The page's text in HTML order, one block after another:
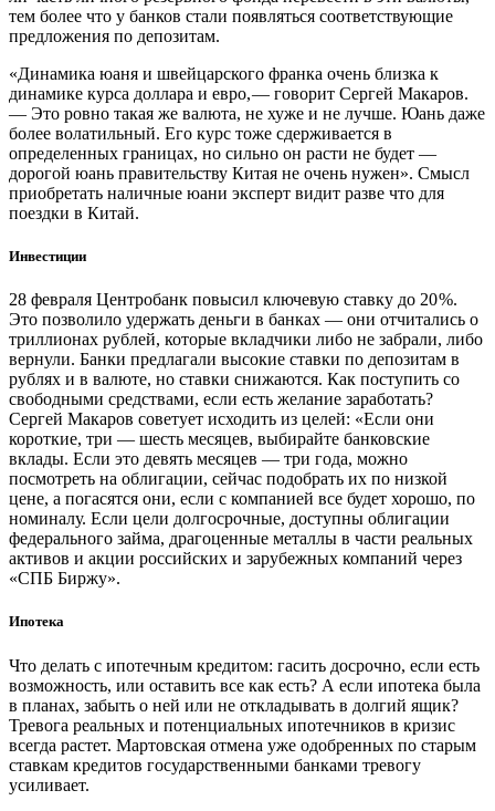
тем более что у банков стали появляться соответствующие
предложения по депозитам.
«Динамика юаня и швейцарского франка очень близка к
динамике курса доллара и евро, — ​говорит Сергей Макаров.
— ​Это ровно такая же валюта, не хуже и не лучше. Юань даже
более волатильный. Его курс тоже сдерживается в
определенных границах, но сильно он расти не будет — ​
дорогой юань правительству Китая не очень нужен». Смысл
приобретать наличные юани эксперт видит разве что для
поездки в Китай.
Инвестиции
28 февраля Центробанк повысил ключевую ставку до 20 %.
Это позволило удержать деньги в банках — ​они отчитались о
триллионах рублей, которые вкладчики либо не забрали, либо
вернули. Банки предлагали высокие ставки по депозитам в
рублях и в валюте, но ставки снижаются. Как поступить со
свободными средствами, если есть желание заработать?
Сергей Макаров советует исходить из целей: «Если они
короткие, ​три — шесть месяцев, выбирайте банковские
вклады. Если это девять месяцев — ​три года, можно
посмотреть на облигации, сейчас подобрать их по низкой
цене, а погасятся они, если с компанией все будет хорошо, по
номиналу. Если цели долгосрочные, доступны облигации
федерального займа, драгоценные металлы в части реальных
активов и акции российских и зарубежных компаний через
«СПБ Биржу».
Ипотека
Что делать с ипотечным кредитом: гасить досрочно, если есть
возможность, или оставить все как есть? А если ипотека была
в планах, забыть о ней или не откладывать в долгий ящик?
Тревога реальных и потенциальных ипотечников в кризис
всегда растет. Мартовская отмена уже одобренных по старым
ставкам кредитов государственными банками тревогу
усиливает.